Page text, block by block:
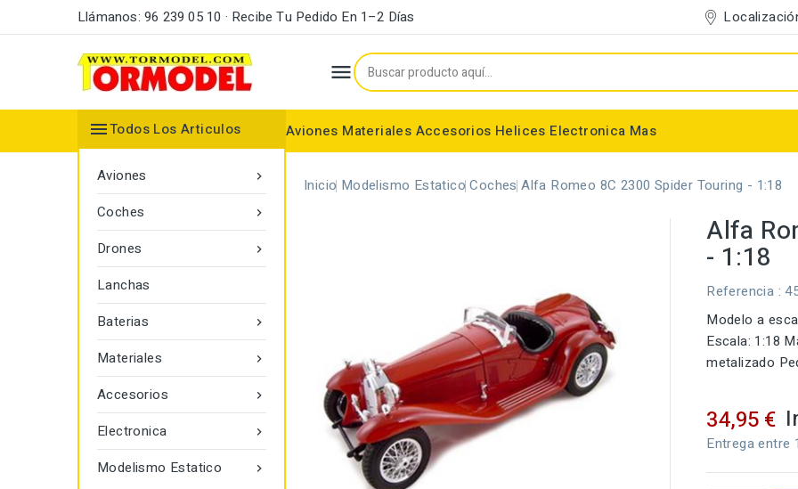
Llámanos: 96 239 05 10 · Recibe Tu Pedido En 1–2 Días

Aviones Materiales Accesorios Helices Electronica Mas
Todos Los Articulos

Aviones

Coches

Drones
Lanchas

Baterias

Materiales

Accesorios

Electronica

Modelismo Estatico
Inicio Modelismo Estatico Coches Alfa Romeo 8C 2300 Spider Touring - 1:18
Alfa
- 1:18
Referencia :
Modelo a
Escala: 1:18
metalizado
34,95 €
Entrega entre